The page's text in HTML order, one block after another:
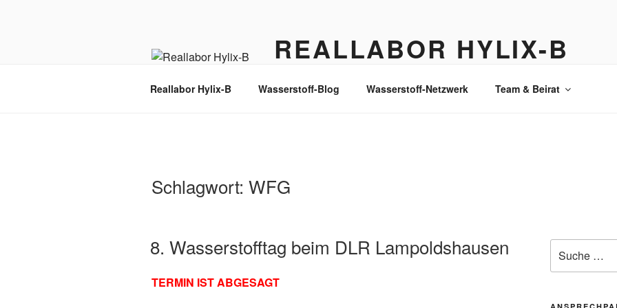
REALLABOR HYLIX-B
Reallabor Hylix-B Wasserstoff-Blog Wasserstoff-Netzwerk Team & Beirat
Schlagwort: WFG
8. Wasserstofftag beim DLR Lampoldshausen
TERMIN IST ABGESAGT